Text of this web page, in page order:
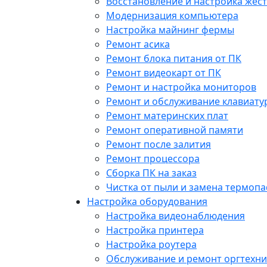
Модернизация компьютера
Настройка майнинг фермы
Ремонт асика
Ремонт блока питания от ПК
Ремонт видеокарт от ПК
Ремонт и настройка мониторов
Ремонт и обслуживание
Ремонт материнских плат
Ремонт оперативной памяти
Ремонт после залития
Ремонт процессора
Сборка ПК на заказ
Чистка от пыли и замена
Настройка оборудования
Настройка видеонаблюдения
Настройка принтера
Настройка роутера
Обслуживание и ремонт